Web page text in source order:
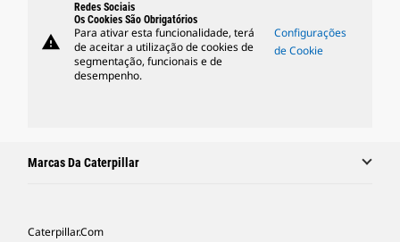
warning
Redes Sociais
Os Cookies São Obrigatórios
Para ativar esta funcionalidade, terá
de aceitar a utilização de cookies de
segmentação, funcionais e de
desempenho.
Configurações
de Cookie
Marcas Da Caterpillar
Caterpillar.com